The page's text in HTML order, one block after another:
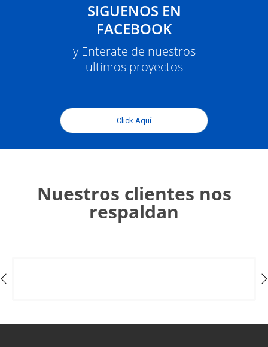
SIGUENOS EN
FACEBOOK
y Enterate de nuestros
ultimos proyectos
Click Aquí
Nuestros clientes nos
respaldan